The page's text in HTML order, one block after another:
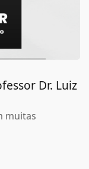
Dr. Luiz
muitas